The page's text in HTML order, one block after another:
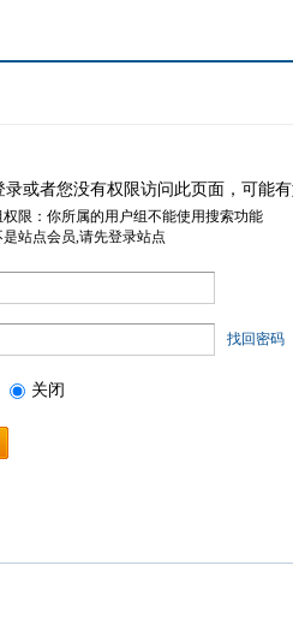
录或者您没有权限访问此页面，可能
权限：你所属的用户组不能使用搜索功能
是站点会员,请先登录站点
找回密码
关闭